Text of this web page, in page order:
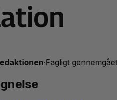
·Fagligt gennemgået